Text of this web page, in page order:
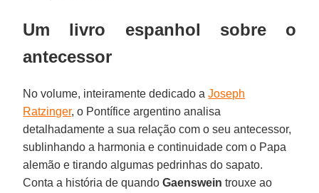
Um livro espanhol sobre o
antecessor
No volume, inteiramente dedicado aJoseph
Ratzinger, o Pontífice argentino analisa
detalhadamente a sua relação com o seu antecessor,
sublinhando a harmonia e continuidade com o Papa
alemão e tirando algumas pedrinhas do sapato.
Conta a história de quandoGaenswein trouxe ao